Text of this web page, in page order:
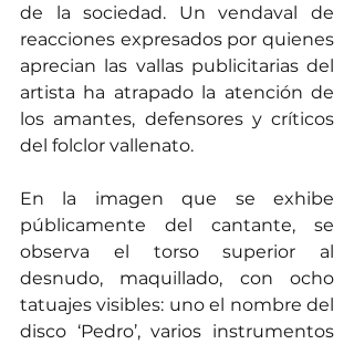
de la sociedad. Un vendaval de
reacciones expresados por quienes
aprecian las vallas publicitarias del
artista ha atrapado la atención de
los amantes, defensores y críticos
del folclor vallenato.
En la imagen que se exhibe
públicamente del cantante, se
observa el torso superior al
desnudo, maquillado, con ocho
tatuajes visibles: uno el nombre del
disco ‘Pedro’, varios instrumentos